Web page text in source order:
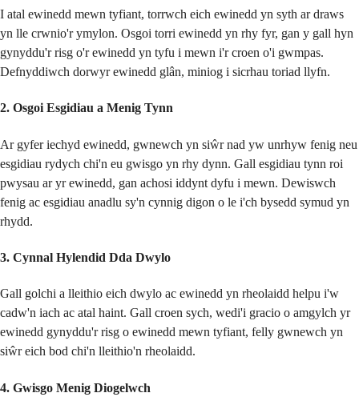
I atal ewinedd mewn tyfiant, torrwch eich ewinedd yn syth ar draws
yn lle crwnio'r ymylon. Osgoi torri ewinedd yn rhy fyr, gan y gall hyn
gynyddu'r risg o'r ewinedd yn tyfu i mewn i'r croen o'i gwmpas.
Defnyddiwch dorwyr ewinedd glân, miniog i sicrhau toriad llyfn.
2. Osgoi Esgidiau a Menig Tynn
Ar gyfer iechyd ewinedd, gwnewch yn siŵr nad yw unrhyw fenig neu
esgidiau rydych chi'n eu gwisgo yn rhy dynn. Gall esgidiau tynn roi
pwysau ar yr ewinedd, gan achosi iddynt dyfu i mewn. Dewiswch
fenig ac esgidiau anadlu sy'n cynnig digon o le i'ch bysedd symud yn
rhydd.
3. Cynnal Hylendid Dda Dwylo
Gall golchi a lleithio eich dwylo ac ewinedd yn rheolaidd helpu i'w
cadw'n iach ac atal haint. Gall croen sych, wedi'i gracio o amgylch yr
ewinedd gynyddu'r risg o ewinedd mewn tyfiant, felly gwnewch yn
siŵr eich bod chi'n lleithio'n rheolaidd.
4. Gwisgo Menig Diogelwch